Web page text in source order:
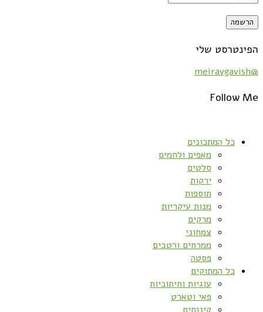
הפינטרסט שלי
@meiravgavish
Follow Me
כל המתכונים
מאפים ולחמים
סלטים
ירקות
תוספות
מנות עיקריות
מרקים
צמחוני
ממרחים ורטבים
פסטה
כל המתוקים
עוגיות וחיתוכיות
פאי וטארט